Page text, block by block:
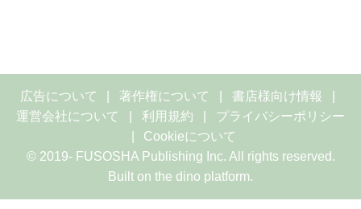
広告について 著作権について
書店様向け情報
運営会社について
利用規約
プライバシーポリシー
Cookieについて
© 2019- FUSOSHA Publishing Inc. All rights reserved.
Built on the dino platform.